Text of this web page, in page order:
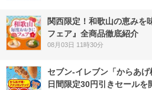
関西限定！和歌山の恵みを
フェア』全商品徹底紹介
08月03日 11時30分
セブン‐イレブン「からあ
日間限定30円引きセールを